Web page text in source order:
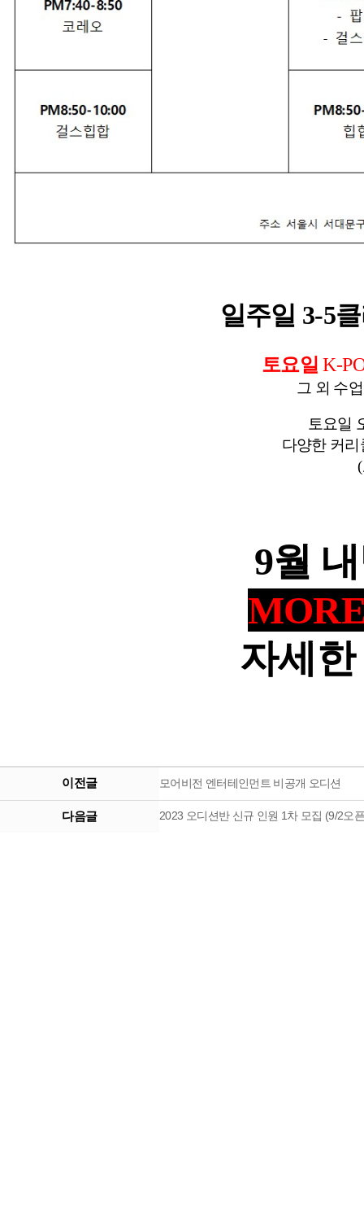
일주일 3-5
토요일 K-
그 외 수
토요일
다양한 커
9월
자세
이전글 모어비전 엔터테인먼트 비공개 오디션
다음글 2023 오디션반 신규 인원 1차 모집 (9/2오